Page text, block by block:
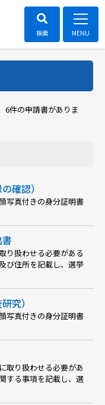
6件の申請書がありま
確認）
写真付きの身分証明書
り扱わせる必要がある
び住所を記載し、選挙
究）
写真付きの身分証明書
取り扱わせる必要があ
する事項を記載し、選